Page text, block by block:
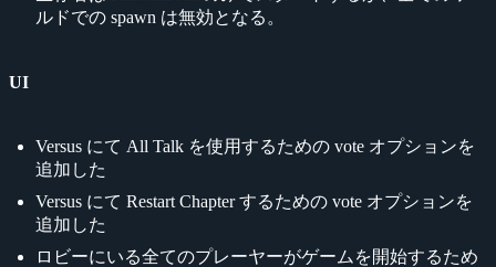
ルドでの spawn は無効となる。
UI
Versus にて All Talk を使用するための vote オプションを
追加した
Versus にて Restart Chapter するための vote オプションを
追加した
ロビーにいる全てのプレーヤーがゲームを開始するため